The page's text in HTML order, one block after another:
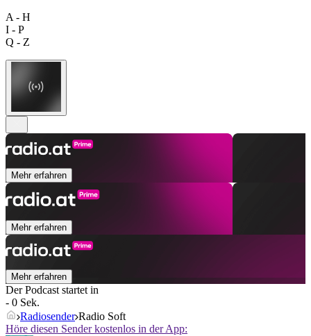
A - H
I - P
Q - Z
Mehr erfahren
Mehr erfahren
Mehr erfahren
Der Podcast startet in
- 0 Sek.
Radiosender Radio Soft
Höre diesen Sender kostenlos in der App: